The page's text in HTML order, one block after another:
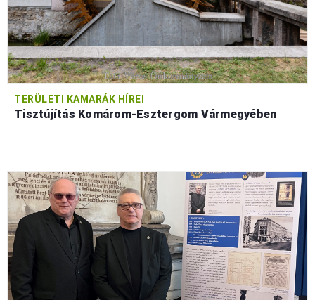
TERÜLETI KAMARÁK HÍREI
Tisztújítás Komárom-Esztergom Vármegyében